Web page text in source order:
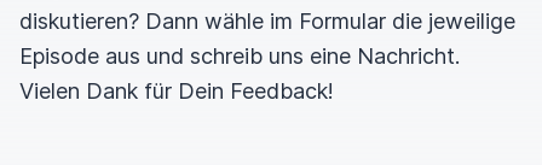
diskutieren? Dann wähle im Formular die jeweilige
Episode aus und schreib uns eine Nachricht.
Vielen Dank für Dein Feedback!